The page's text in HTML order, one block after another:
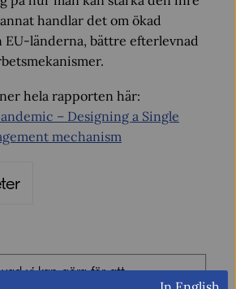
handlar det om ökad
EU-länderna, bättre efterlevnad
hela rapporten här:
– Designing a Single
mechanism
vi kan göra för att